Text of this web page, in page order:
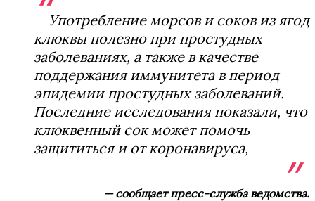
Употребление морсов и соков из ягод
клюквы полезно при простудных
заболеваниях, а также в качестве
поддержания иммунитета в период
эпидемии простудных заболеваний.
Последние исследования показали, что
клюквенный сок может помочь
защититься и от коронавируса,
— сообщает пресс-служба ведомства.